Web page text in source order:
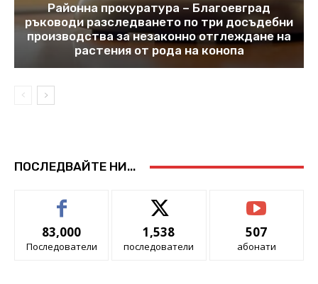
Районна прокуратура – Благоевград
ръководи разследването по три досъдебни
производства за незаконно отглеждане на
растения от рода на конопа
ПОСЛЕДВАЙТЕ НИ...
83,000
Последователи
1,538
последователи
507
абонати